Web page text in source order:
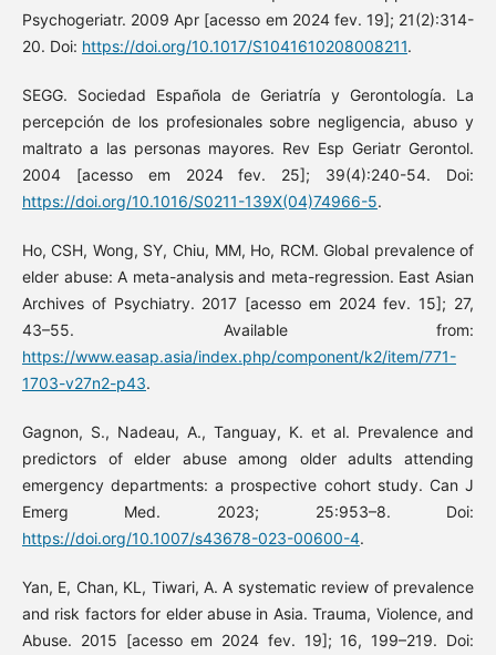
Psychogeriatr. 2009 Apr [acesso em 2024 fev. 19]; 21(2):314-
20. Doi: https://doi.org/10.1017/S1041610208008211.
SEGG. Sociedad Española de Geriatría y Gerontología. La
percepción de los profesionales sobre negligencia, abuso y
maltrato a las personas mayores. Rev Esp Geriatr Gerontol.
2004 [acesso em 2024 fev. 25]; 39(4):240-54. Doi:
https://doi.org/10.1016/S0211-139X(04)74966-5.
Ho, CSH, Wong, SY, Chiu, MM, Ho, RCM. Global prevalence of
elder abuse: A meta-analysis and meta-regression. East Asian
Archives of Psychiatry. 2017 [acesso em 2024 fev. 15]; 27,
43–55. Available from:
https://www.easap.asia/index.php/component/k2/item/771-
1703-v27n2-p43.
Gagnon, S., Nadeau, A., Tanguay, K. et al. Prevalence and
predictors of elder abuse among older adults attending
emergency departments: a prospective cohort study. Can J
Emerg Med. 2023; 25:953–8. Doi:
https://doi.org/10.1007/s43678-023-00600-4.
Yan, E, Chan, KL, Tiwari, A. A systematic review of prevalence
and risk factors for elder abuse in Asia. Trauma, Violence, and
Abuse. 2015 [acesso em 2024 fev. 19]; 16, 199–219. Doi: